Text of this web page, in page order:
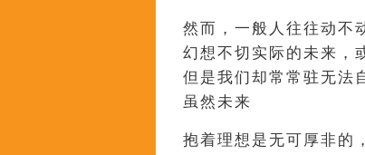
然而，一般人往往动不
幻想不切实际的未来，
但是我们却常常驻无法
虽然未来
抱着理想是无可厚非的